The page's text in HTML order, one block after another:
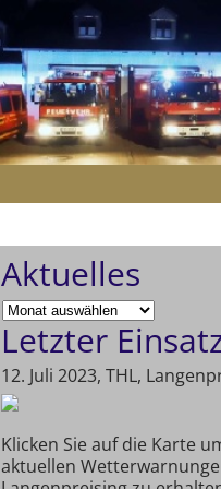
Aktuelles
Letzter
12. Juli 2023, THL,
Klicken Sie auf die Karte
aktuellen